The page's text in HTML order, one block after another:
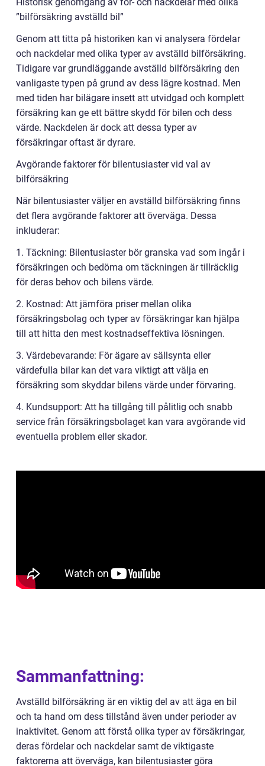
Historisk genomgång av för- och nackdelar med olika
”bilförsäkring avställd bil”
Genom att titta på historiken kan vi analysera fördelar
och nackdelar med olika typer av avställd bilförsäkring.
Tidigare var grundläggande avställd bilförsäkring den
vanligaste typen på grund av dess lägre kostnad. Men
med tiden har bilägare insett att utvidgad och komplett
försäkring kan ge ett bättre skydd för bilen och dess
värde. Nackdelen är dock att dessa typer av
försäkringar oftast är dyrare.
Avgörande faktorer för bilentusiaster vid val av
bilförsäkring
När bilentusiaster väljer en avställd bilförsäkring finns
det flera avgörande faktorer att överväga. Dessa
inkluderar:
1. Täckning: Bilentusiaster bör granska vad som ingår i
försäkringen och bedöma om täckningen är tillräcklig
för deras behov och bilens värde.
2. Kostnad: Att jämföra priser mellan olika
försäkringsbolag och typer av försäkringar kan hjälpa
till att hitta den mest kostnadseffektiva lösningen.
3. Värdebevarande: För ägare av sällsynta eller
värdefulla bilar kan det vara viktigt att välja en
försäkring som skyddar bilens värde under förvaring.
4. Kundsupport: Att ha tillgång till pålitlig och snabb
service från försäkringsbolaget kan vara avgörande vid
eventuella problem eller skador.
Sammanfattning:
Avställd bilförsäkring är en viktig del av att äga en bil
och ta hand om dess tillstånd även under perioder av
inaktivitet. Genom att förstå olika typer av försäkringar,
deras fördelar och nackdelar samt de viktigaste
faktorerna att överväga, kan bilentusiaster göra